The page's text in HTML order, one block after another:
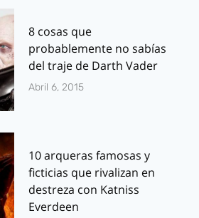
8 cosas que
probablemente no sabías
del traje de Darth Vader
Abril 6, 2015
10 arqueras famosas y
ficticias que rivalizan en
destreza con Katniss
Everdeen